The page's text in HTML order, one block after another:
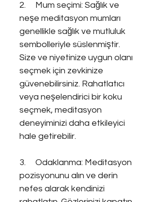
2. Mum seçimi: Sağlık ve
neşe meditasyon mumları
genellikle sağlık ve mutluluk
sembolleriyle süslenmiştir.
Size ve niyetinize uygun olanı
seçmek için zevkinize
güvenebilirsiniz. Rahatlatıcı
veya neşelendirici bir koku
seçmek, meditasyon
deneyiminizi daha etkileyici
hale getirebilir.
3. Odaklanma: Meditasyon
pozisyonunu alın ve derin
nefes alarak kendinizi